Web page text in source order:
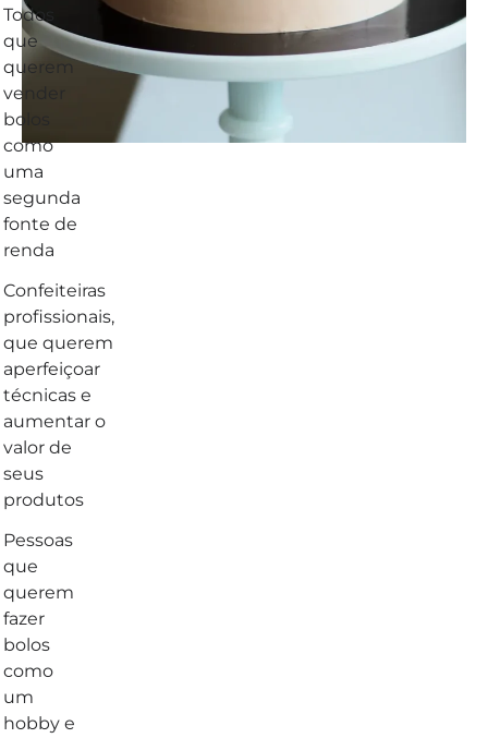
Todos
que
querem
vender
bolos
como
uma
segunda
fonte de
renda
Confeiteiras
profissionais,
que querem
aperfeiçoar
técnicas e
aumentar o
valor de
seus
produtos
Pessoas
que
querem
fazer
bolos
como
um
hobby e